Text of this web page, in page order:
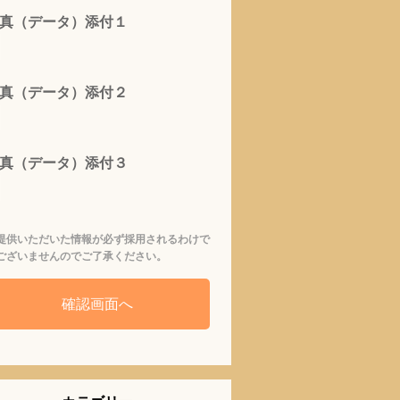
（データ）添付１
（データ）添付２
（データ）添付３
供いただいた情報が必ず採用されるわけで
ざいませんのでご了承ください。